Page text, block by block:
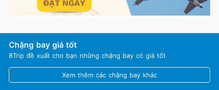
Chặng bay giá tốt
8Trip đề xuất cho bạn những chặng bay có giá tốt
Xem thêm các chặng bay khác